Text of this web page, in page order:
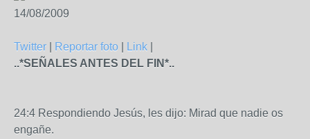
14/08/2009
Twitter Reportar foto Link
..*SEÑALES ANTES DEL FIN*..
24:4 Respondiendo Jesús, les dijo: Mirad que nadie os
engañe.